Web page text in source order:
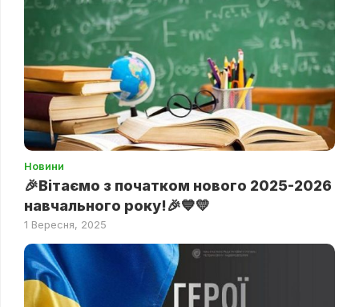
Новини
🎉Вітаємо з початком нового 2025-2026
навчального року!🎉💙💛
1 Вересня, 2025